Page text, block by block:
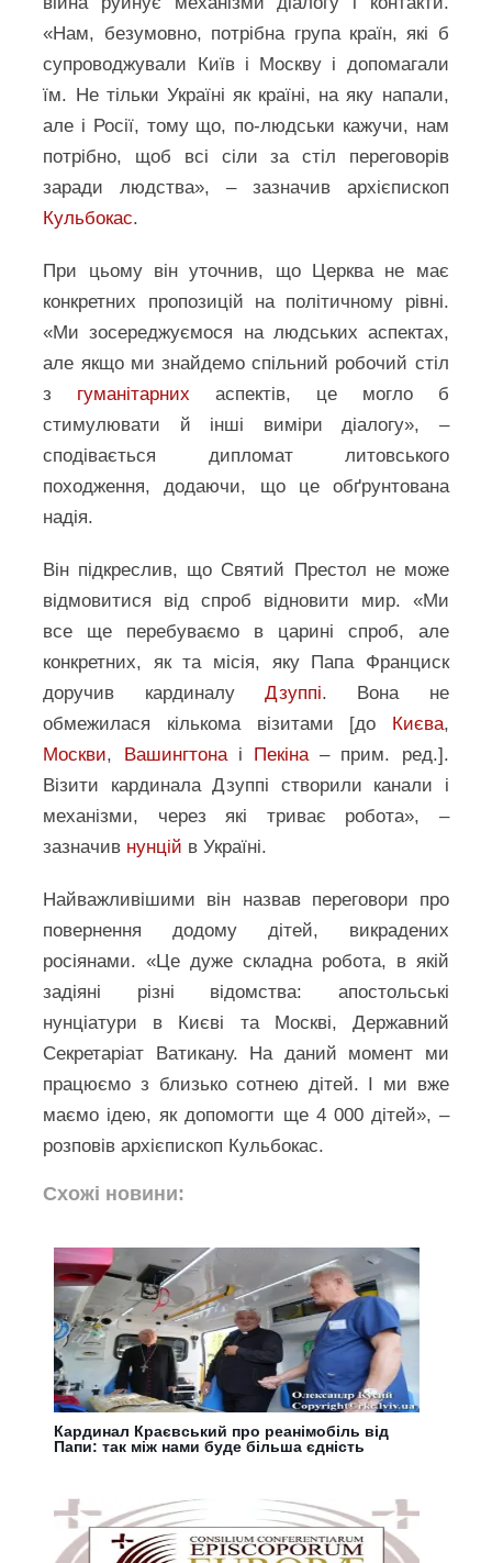
«Нам, безумовно, потрібна група країн, які б
супроводжували Київ і Москву і допомагали
їм. Не тільки Україні як країні, на яку напали,
але і Росії, тому що, по-людськи кажучи, нам
потрібно, щоб всі сіли за стіл переговорів
заради людства», – зазначив архієпископ
Кульбокас.
При цьому він уточнив, що Церква не має
конкретних пропозицій на політичному рівні.
«Ми зосереджуємося на людських аспектах,
але якщо ми знайдемо спільний робочий стіл
з гуманітарних аспектів, це могло б
стимулювати й інші виміри діалогу», –
сподівається дипломат литовського
походження, додаючи, що це обґрунтована
надія.
Він підкреслив, що Святий Престол не може
відмовитися від спроб відновити мир. «Ми
все ще перебуваємо в царині спроб, але
конкретних, як та місія, яку Папа Франциск
доручив кардиналу Дзуппі. Вона не
обмежилася кількома візитами [до Києва,
Москви, Вашингтонаі Пекіна– прим. ред.].
Візити кардинала Дзуппі створили канали і
механізми, через які триває робота», –
зазначив нунцій в Україні.
Найважливішими він назвав переговори про
повернення додому дітей, викрадених
росіянами. «Це дуже складна робота, в якій
задіяні різні відомства: апостольські
нунціатури в Києві та Москві, Державний
Секретаріат Ватикану. На даний момент ми
працюємо з близько сотнею дітей. І ми вже
маємо ідею, як допомогти ще 4 000 дітей», –
розповів архієпископ Кульбокас.
Схожі новини:
Кардинал Краєвський про реанімобіль від
Папи: так між нами буде більша єдність